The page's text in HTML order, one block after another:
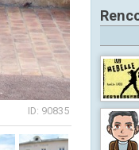
ID: 90835